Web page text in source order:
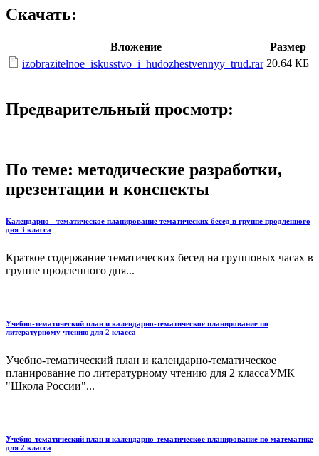
Скачать:
Вложение
Размер
izobrazitelnoe_iskusstvo_i_hudozhestvennyy_trud.rar 20.64 КБ
Предварительный просмотр:
По теме: методические разработки,
презентации и конспекты
Календарно - тематическое планирование тематических бесед в группе продленного
дня 3 класса
Краткое содержание тематических бесед на групповых часах в
группе продленного дня...
Учебно-тематический план и календарно-тематическое планирование по
литературному чтению для 2 класса
Учебно-тематический план и календарно-тематическое
планирование по литературному чтению для 2 классаУМК
"Школа России"...
Учебно-тематический план и календарно-тематическое планирование по математике
для 2 класса